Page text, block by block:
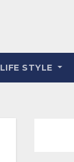
LIFE STYLE